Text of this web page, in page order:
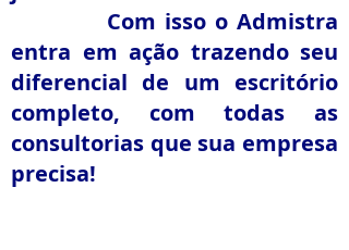
Com isso o Admistra
entra em ação trazendo seu
diferencial de um escritório
completo, com todas as
consultorias que sua empresa
precisa!